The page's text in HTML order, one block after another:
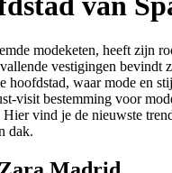
modeketen, heeft zijn
vestigingen bevindt
hoofdstad, waar mode en
visit bestemming voor
vind je de nieuwste
dak.